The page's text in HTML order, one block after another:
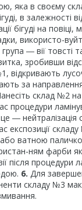
яка в своєму
в залежності
бігуді на
використо-
― вії товсті
зробивши
відкривають
за
склад №2
процедури
―
експозиції
або ватною
ням фарби
після
6. Для
складу №3